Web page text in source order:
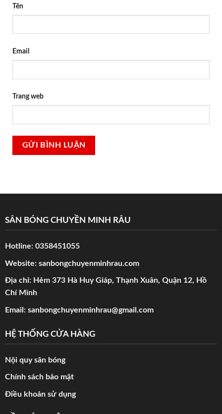
Tên
Email
Trang web
SÂN BÓNG CHUYỀN MINH RÂU
Hotline: 0358451055
Website: sanbongchuyenminhrau.com
Địa chỉ: Hẻm 373 Hà Huy Giáp, Thạnh Xuân, Quận 12, Hồ
Chí Minh
Email: sanbongchuyenminhrau@gmail.com
HỆ THỐNG CỬA HÀNG
Nội quy sân bóng
Chính sách bảo mật
Điều khoản sử dụng